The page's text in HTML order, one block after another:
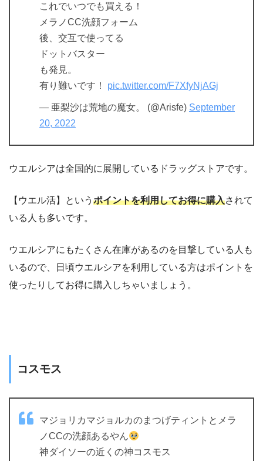
これでいつでも買える！
メラノCC洗顔フォーム
後、交互で使ってる
ドットバスター
も発見。
有り難いです！ pic.twitter.com/F7XfyNjAGj
— 亜梨沙は荒地の魔女。 (@Arisfe) September
20, 2022
ウエルシアは全国的に展開しているドラッグストアです。
【ウエル活】という ポイントを利用してお得に購入されて
いる人も多いです。
ウエルシアにもたくさん在庫があるのを目撃している人も
いるので、日頃ウエルシアを利用している方はポイントを
使ったりしてお得に購入しちゃいましょう。
コスモス
マジョリカマジョルカのまつげティントとメラ
ノCCの洗顔あるやん
神ダイソーの近くの神コスモス